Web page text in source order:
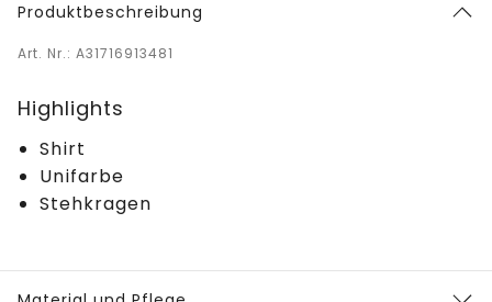
Produktbeschreibung
Art. Nr.: A31716913481
Highlights
Shirt
Unifarbe
Stehkragen